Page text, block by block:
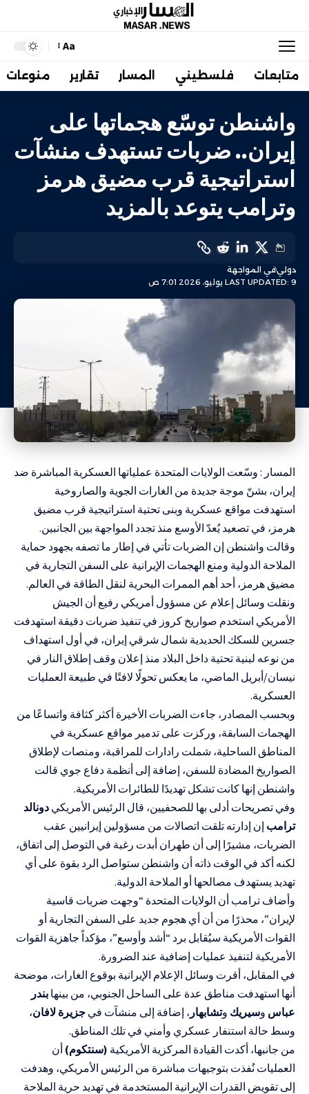
Aa
متابعات فلسطيني المسار تقارير منوعات
واشنطن توسّع هجماتها على
إيران.. ضربات تستهدف منشآت
استراتيجية قرب مضيق هرمز
وترامب يتوعد بالمزيد
LAST UPDATED: 9 يوليو، 2026 7:01 ص
دوليفي المواجهة
المسار : وسّعت الولايات المتحدة عملياتها العسكرية المباشرة ضد
إيران، بشنّ موجة جديدة من الغارات الجوية والصاروخية
استهدفت مواقع عسكرية وبنى تحتية استراتيجية قرب مضيق
هرمز، في تصعيد يُعدّ الأوسع منذ تجدد المواجهة بين الجانبين.
وقالت واشنطن إن الضربات تأتي في إطار ما تصفه بجهود حماية
الملاحة الدولية ومنع الهجمات الإيرانية على السفن التجارية في
مضيق هرمز، أحد أهم الممرات البحرية لنقل الطاقة في العالم.
ونقلت وسائل إعلام عن مسؤول أمريكي رفيع أن الجيش
الأمريكي استخدم صواريخ كروز في تنفيذ ضربات دقيقة استهدفت
جسرين للسكك الحديدية شمال شرقي إيران، في أول استهداف
من نوعه لبنية تحتية داخل البلاد منذ إعلان وقف إطلاق النار في
نيسان/أبريل الماضي، ما يعكس تحولًا لافتًا في طبيعة العمليات
العسكرية.
وبحسب المصادر، جاءت الضربات الأخيرة أكثر كثافة واتساعًا من
الهجمات السابقة، وركزت على تدمير مواقع عسكرية في
المناطق الساحلية، شملت رادارات للمراقبة، ومنصات لإطلاق
الصواريخ المضادة للسفن، إضافة إلى أنظمة دفاع جوي قالت
واشنطن إنها كانت تشكل تهديدًا للطائرات الأمريكية.
وفي تصريحات أدلى بها للصحفيين، قال الرئيس الأمريكي دونالد
ترامب إن إدارته تلقت اتصالات من مسؤولين إيرانيين عقب
الضربات، مشيرًا إلى أن طهران أبدت رغبة في التوصل إلى اتفاق،
لكنه أكد في الوقت ذاته أن واشنطن ستواصل الرد بقوة على أي
تهديد يستهدف مصالحها أو الملاحة الدولية.
وأضاف ترامب أن الولايات المتحدة “وجهت ضربات قاسية
لإيران”، محذرًا من أن أي هجوم جديد على السفن التجارية أو
القوات الأمريكية سيُقابل برد “أشد وأوسع”، مؤكداً جاهزية القوات
الأمريكية لتنفيذ عمليات إضافية عند الضرورة.
في المقابل، أقرت وسائل الإعلام الإيرانية بوقوع الغارات، موضحة
أنها استهدفت مناطق عدة على الساحل الجنوبي، من بينها بندر
عباس وسيريك وتشابهار ، إضافة إلى منشآت في جزيرة لافان،
وسط حالة استنفار عسكري وأمني في تلك المناطق.
من جانبها، أكدت القيادة المركزية الأمريكية (سنتكوم) أن
العمليات نُفذت بتوجيهات مباشرة من الرئيس الأمريكي، وهدفت
إلى تقويض القدرات الإيرانية المستخدمة في تهديد حرية الملاحة